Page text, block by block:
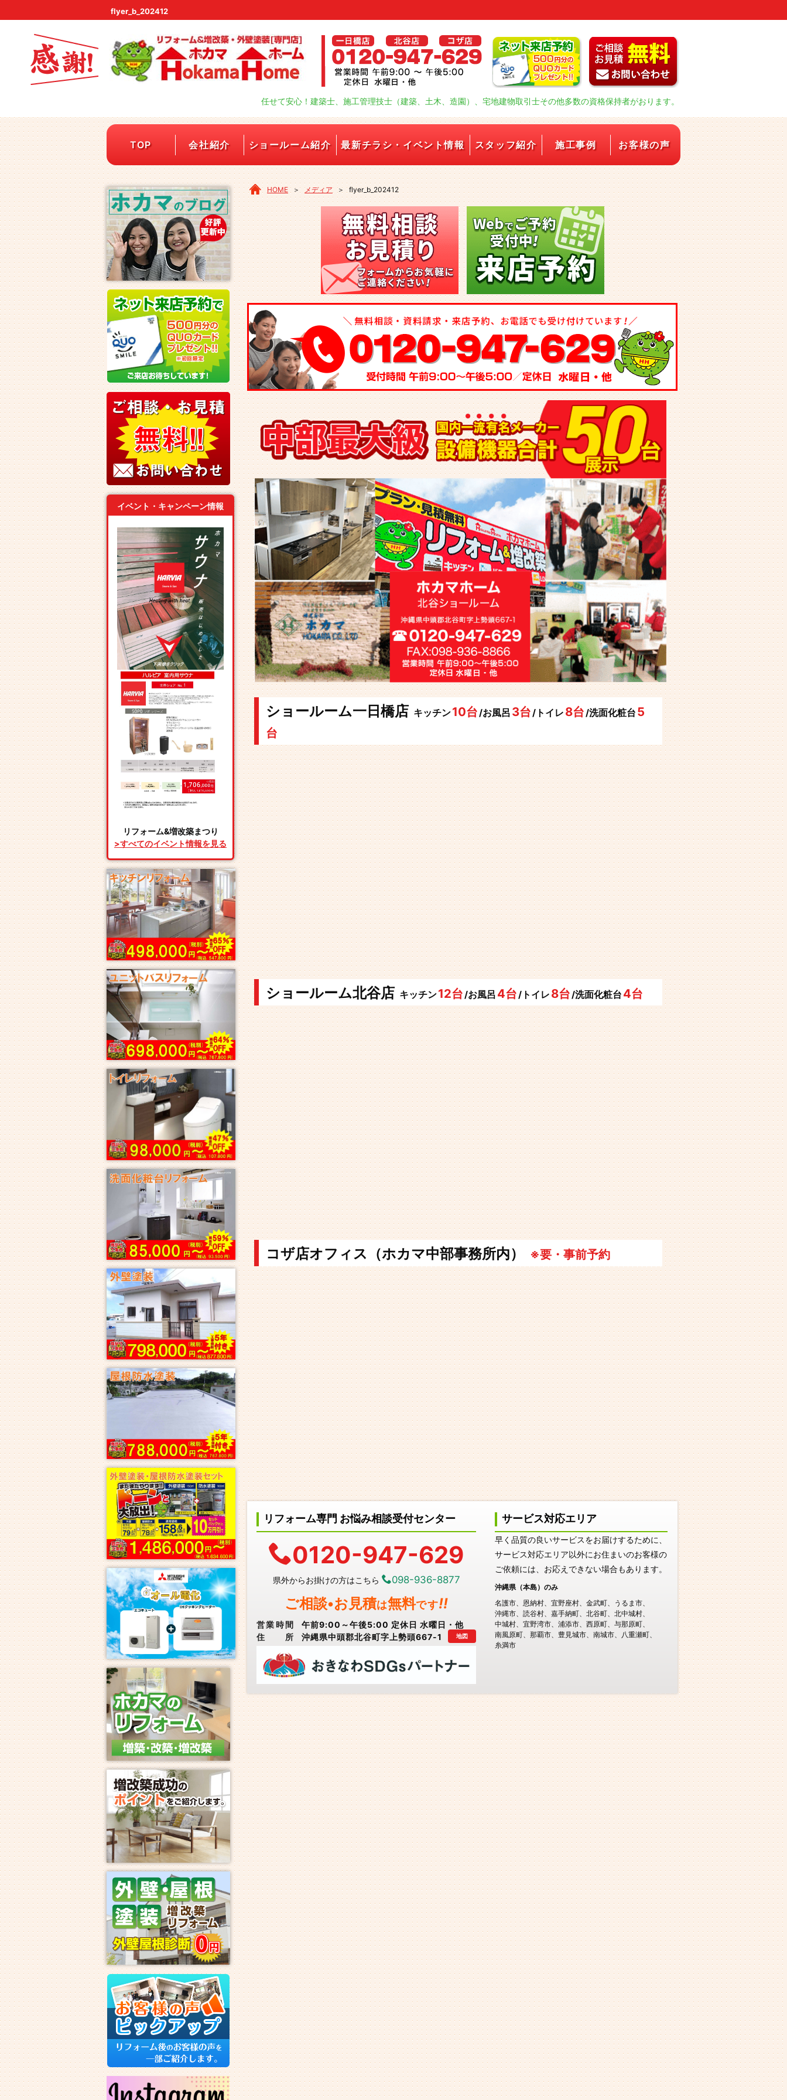
flyer_b_202412
任せて安心！建築士、施工管理技士（建築、土木、造園）、宅地建物取引士その他多数の資格保持者がおります。
TOP 会社紹介 ショールーム紹介 最新チラシ・イベント情報 スタッフ紹介 施工事例 お客様の声
HOME ＞ メディア ＞ flyer_b_202412
ショールーム一日橋店 キッチン10台/お風呂 3台/トイレ 8台/洗面化粧台 5
台
ショールーム北谷店 キッチン12台/お風呂 4台/トイレ 8台/洗面化粧台 4台
コザ店オフィス（ホカマ中部事務所内） ※要・事前予約
リフォーム専門 お悩み相談受付センター
0120-947-629
県外からお掛けの方はこちら 098-936-8877
ご相談•お見積は無料です!!
営業時間
午前9:00～午後5:00 定休日 水曜日・他
住所
沖縄県中頭郡北谷町字上勢頭667-1 地図
サービス対応エリア
早く品質の良いサービスをお届けするために、
サービス対応エリア以外にお住まいのお客様の
ご依頼には、お応えできない場合もあります。
沖縄県（本島）のみ
名護市
恩納村 宜野座村 金武町
うるま市
沖縄市
読谷村 嘉手納町 北谷町
北中城村
中城村
宜野湾市 浦添市 西原町
与那原町
南風原町
那覇市 豊見城市 南城市
八重瀬町
糸満市
イベント・キャンペーン情報
リフォーム&増改築まつり
>すべてのイベント情報を見る